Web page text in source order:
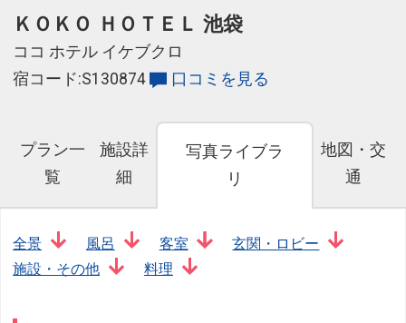
ＫＯＫＯ ＨＯＴＥＬ 池袋
ココ ホテル イケブクロ
宿コード:S130874
口コミを見る
プラン一
覧
施設詳
細
写真ライブラ
リ
地図・交
通
全景 風呂 客室
玄関・ロビー
施設・その他
料理